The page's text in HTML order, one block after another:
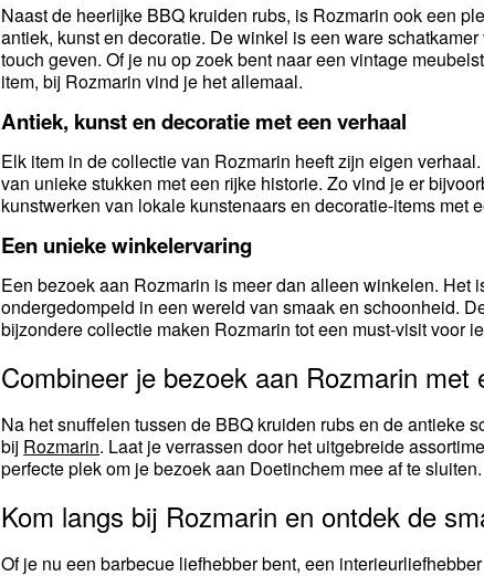
Naast de heerlijke BBQ kruiden rubs, is Rozmarin ook een
antiek, kunst en decoratie. De winkel is een ware
touch geven. Of je nu op zoek bent naar een vintage
item, bij Rozmarin vind je het allemaal.
Antiek, kunst en decoratie met een verhaal
Elk item in de collectie van Rozmarin heeft zijn eigen
van unieke stukken met een rijke historie. Zo vind je er
kunstwerken van lokale kunstenaars en decoratie-items met
Een unieke winkelervaring
Een bezoek aan Rozmarin is meer dan alleen winkelen. Het
ondergedompeld in een wereld van smaak en schoonheid.
bijzondere collectie maken Rozmarin tot een must-visit voor
Combineer je bezoek aan Rozmarin met
Na het snuffelen tussen de BBQ kruiden rubs en de antieke
bij Rozmarin. Laat je verrassen door het uitgebreide
perfecte plek om je bezoek aan Doetinchem mee af te sluiten.
Kom langs bij Rozmarin en ontdek de
Of je nu een barbecue liefhebber bent, een